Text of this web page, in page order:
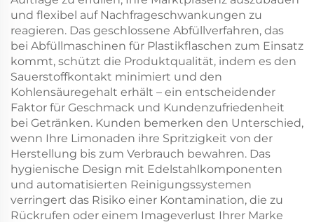
und flexibel auf Nachfrageschwankungen zu
reagieren. Das geschlossene Abfüllverfahren, das
bei Abfüllmaschinen für Plastikflaschen zum Einsatz
kommt, schützt die Produktqualität, indem es den
Sauerstoffkontakt minimiert und den
Kohlensäuregehalt erhält – ein entscheidender
Faktor für Geschmack und Kundenzufriedenheit
bei Getränken. Kunden bemerken den Unterschied,
wenn Ihre Limonaden ihre Spritzigkeit von der
Herstellung bis zum Verbrauch bewahren. Das
hygienische Design mit Edelstahlkomponenten
und automatisierten Reinigungssystemen
verringert das Risiko einer Kontamination, die zu
Rückrufen oder einem Imageverlust Ihrer Marke